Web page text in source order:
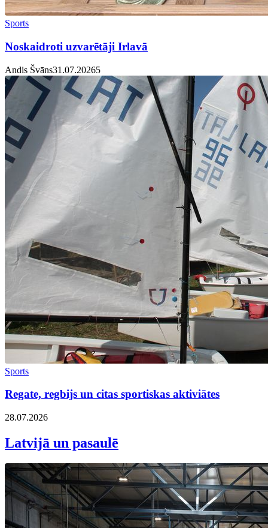
Sports
Noskaidroti uzvarētāji Irlavā
Andis Švāns31.07.20265
Sports
Regate, regbijs un citas sportiskas aktiviātes
28.07.2026
Latvijā un pasaulē